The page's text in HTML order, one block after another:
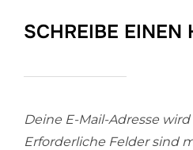
SCHREIBE EINEN
Deine E-Mail-Adresse
Erforderliche Felder sind